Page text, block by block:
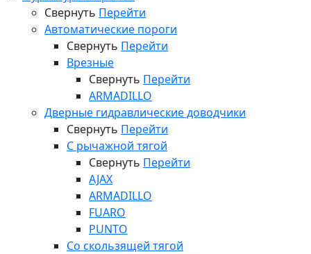
Свернуть Перейти
Автоматические пороги
Свернуть Перейти
Врезные
Свернуть Перейти
ARMADILLO
Дверные гидравлические доводчики
Свернуть Перейти
С рычажной тягой
Свернуть Перейти
AJAX
ARMADILLO
FUARO
PUNTO
Со скользящей тягой